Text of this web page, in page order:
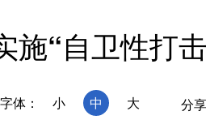
施“自卫性打
字体： 小 中 大 分